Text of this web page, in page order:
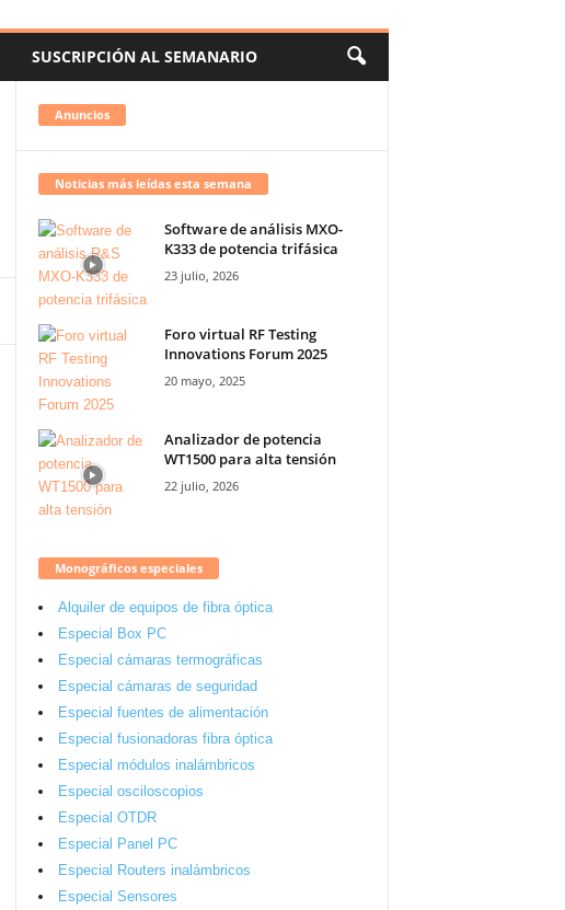
SUSCRIPCIÓN AL SEMANARIO
Anuncios
Noticias más leídas esta semana
Software de análisis MXO-
K333 de potencia trifásica
23 julio, 2026
Foro virtual RF Testing
Innovations Forum 2025
20 mayo, 2025
Analizador de potencia
WT1500 para alta tensión
22 julio, 2026
Monográficos especiales
Alquiler de equipos de fibra óptica
Especial Box PC
Especial cámaras termográficas
Especial cámaras de seguridad
Especial fuentes de alimentación
Especial fusionadoras fibra óptica
Especial módulos inalámbricos
Especial osciloscopios
Especial OTDR
Especial Panel PC
Especial Routers inalámbricos
Especial Sensores